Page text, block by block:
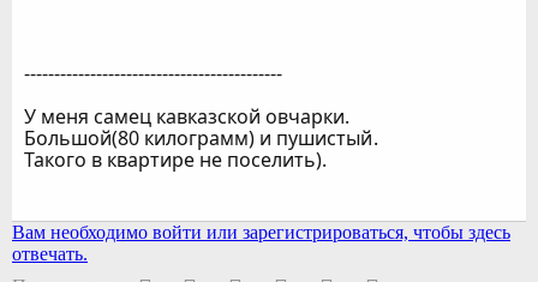
-------------------------------------------
У меня самец кавказской овчарки.
Большой(80 килограмм) и пушистый.
Такого в квартире не поселить).
Вам необходимо войти или зарегистрироваться, чтобы здесь
отвечать.